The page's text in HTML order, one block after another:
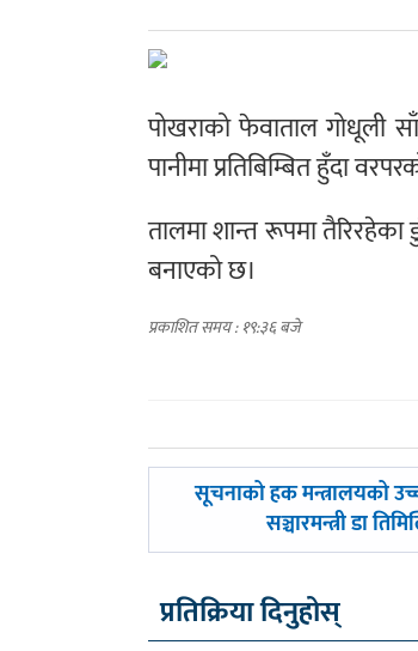
पोखराको फेवाताल गोधूली
पानीमा प्रतिबिम्बित हुँदा
तालमा शान्त रूपमा
बनाएको छ।
प्रकाशित समय : १९:३६ बजे
पछिल्लाे
सूचनाको हक मन्त्रालयको
सञ्चारमन्त्री डा
प्रतिक्रिया दिनुहोस्